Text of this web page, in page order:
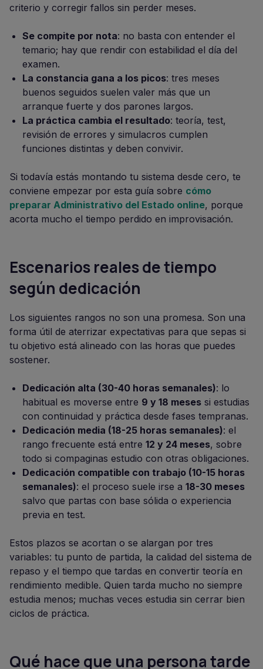
criterio y corregir fallos sin perder meses.
Se compite por nota: no basta con entender el
temario; hay que rendir con estabilidad el día del
examen.
La constancia gana a los picos: tres meses
buenos seguidos suelen valer más que un
arranque fuerte y dos parones largos.
La práctica cambia el resultado: teoría, test,
revisión de errores y simulacros cumplen
funciones distintas y deben convivir.
Si todavía estás montando tu sistema desde cero, te
conviene empezar por esta guía sobre cómo
preparar Administrativo del Estado online, porque
acorta mucho el tiempo perdido en improvisación.
Escenarios reales de tiempo
según dedicación
Los siguientes rangos no son una promesa. Son una
forma útil de aterrizar expectativas para que sepas si
tu objetivo está alineado con las horas que puedes
sostener.
Dedicación alta (30-40 horas semanales): lo
habitual es moverse entre 9 y 18 meses si estudias
con continuidad y práctica desde fases tempranas.
Dedicación media (18-25 horas semanales): el
rango frecuente está entre 12 y 24 meses, sobre
todo si compaginas estudio con otras obligaciones.
Dedicación compatible con trabajo (10-15 horas
semanales): el proceso suele irse a 18-30 meses
salvo que partas con base sólida o experiencia
previa en test.
Estos plazos se acortan o se alargan por tres
variables: tu punto de partida, la calidad del sistema de
repaso y el tiempo que tardas en convertir teoría en
rendimiento medible. Quien tarda mucho no siempre
estudia menos; muchas veces estudia sin cerrar bien
ciclos de práctica.
Qué hace que una persona tarde